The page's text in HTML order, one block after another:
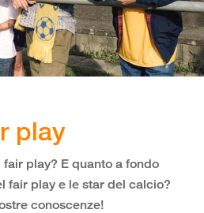
play
play? E quanto a fondo
fair play e le star del calcio?
conoscenze!